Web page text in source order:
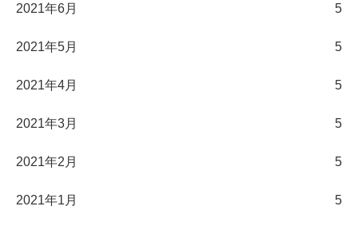
2021年6月 5
2021年5月 5
2021年4月 5
2021年3月 5
2021年2月 5
2021年1月 5